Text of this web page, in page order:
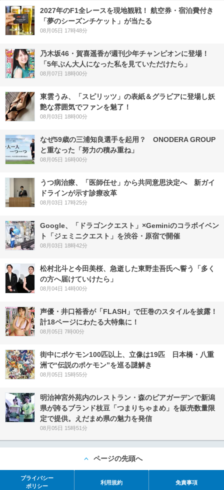
2027年のF1全レースを現地観戦！ 航空券・宿泊費付き
「夢のシーズンチケット」が当たる
08月05日 17時48分
乃木坂46・賀喜遥香が週刊少年チャンピオンに登場！
「5年ぶん大人になった私を見ていただけたら」
08月07日 18時00分
東雲うみ、「スピリッツ」の表紙＆グラビアに登場し妖
艶な雰囲気でファンを魅了！
08月03日 18時00分
なぜ59歳の三浦知良選手を起用？ ONODERA GROUP
と重なった「努力の積み重ね」
08月05日 16時00分
うつ病治療、「医師任せ」から共同意思決定へ 新ガイ
ドラインが示す診療改革
08月03日 17時25分
Google、「ドラゴンクエスト」×Geminiのコラボイベン
ト「ジェミニクエスト」を渋谷・原宿で開催
08月03日 18時42分
松村北斗と今田美桜、急逝した東野圭吾氏へ誓う「多く
の方へ届けていけたら」
08月04日 14時00分
声優・井口裕香が「FLASH」で圧巻のスタイルを披露！
計18ページにわたる大特集に！
08月05日 7時00分
街中にポケモン100匹以上、立像は19匹 日本橋・八重
洲で“伝説のポケモン”を巡る謎解き
08月05日 15時55分
明治神宮外苑内のレストラン・森のビアガーデンで新潟
県が誇るブランド枝豆「つまりちゃまめ」を販売数量限
定で提供。えだまめ県の魅力を発信
08月05日 15時51分
ページの先頭へ
プライバシー
ポリシー
利用規約 免責事項